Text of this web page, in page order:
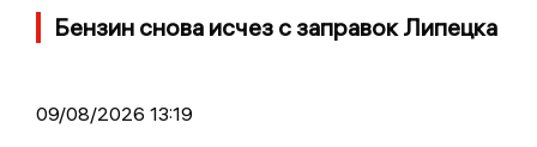
Бензин снова исчез с заправок Липецка
09/08/2026 13:19